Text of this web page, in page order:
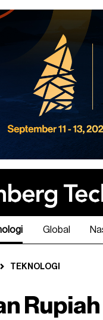
Global
TEKNOLOGI